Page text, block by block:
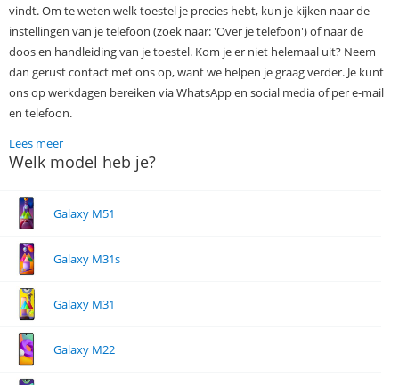
vindt. Om te weten welk toestel je precies hebt, kun je kijken naar de
instellingen van je telefoon (zoek naar: 'Over je telefoon') of naar de
doos en handleiding van je toestel. Kom je er niet helemaal uit? Neem
dan gerust contact met ons op, want we helpen je graag verder. Je kunt
ons op werkdagen bereiken via WhatsApp en social media of per e-mail
en telefoon.
Lees meer
Welk model heb je?
Galaxy M51
Galaxy M31s
Galaxy M31
Galaxy M22